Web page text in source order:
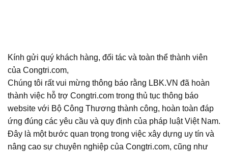
Kính gửi quý khách hàng, đối tác và toàn thể thành viên
của Congtri.com,
Chúng tôi rất vui mừng thông báo rằng LBK.VN đã hoàn
thành việc hỗ trợ Congtri.com trong thủ tục thông báo
website với Bộ Công Thương thành công, hoàn toàn đáp
ứng đúng các yêu cầu và quy định của pháp luật Việt Nam.
Đây là một bước quan trọng trong việc xây dựng uy tín và
nâng cao sự chuyên nghiệp của Congtri.com, cũng như